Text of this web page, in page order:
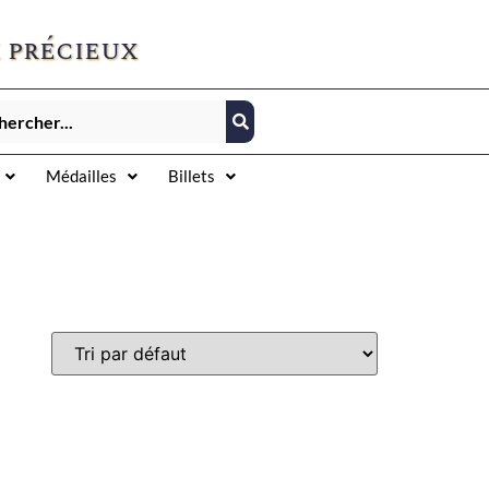
précieux
Médailles Billets